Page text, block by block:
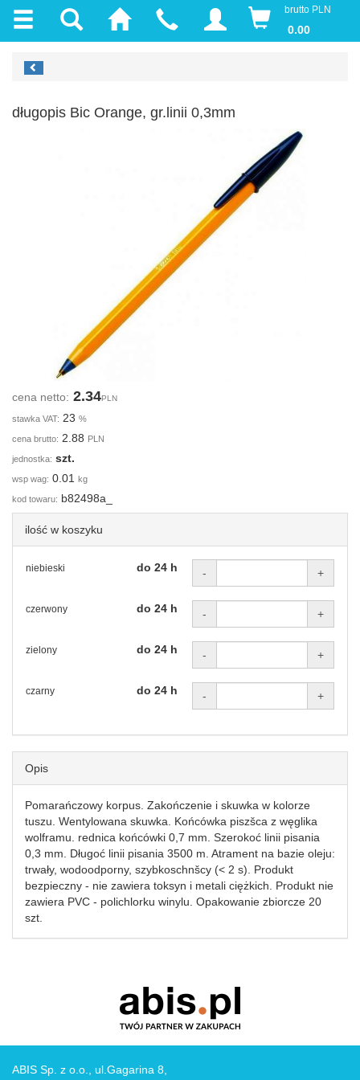
brutto PLN
0.00
długopis Bic Orange, gr.linii 0,3mm
cena netto: 2.34PLN
stawka VAT: 23 %
cena brutto: 2.88 PLN
jednostka: szt.
wsp wag: 0.01 kg
kod towaru: b82498a_
ilość w koszyku
niebieski do 24 h - +
czerwony do 24 h - +
zielony do 24 h - +
czarny do 24 h - +
Opis
Pomarańczowy korpus. Zakończenie i skuwka w kolorze
tuszu. Wentylowana skuwka. Końcówka piszšca z węglika
wolframu. rednica końcówki 0,7 mm. Szerokoć linii pisania
0,3 mm. Długoć linii pisania 3500 m. Atrament na bazie oleju:
trwały, wodoodporny, szybkoschnšcy (< 2 s). Produkt
bezpieczny - nie zawiera toksyn i metali ciężkich. Produkt nie
zawiera PVC - polichlorku winylu. Opakowanie zbiorcze 20
szt.
ABIS Sp. z o.o., ul.Gagarina 8,